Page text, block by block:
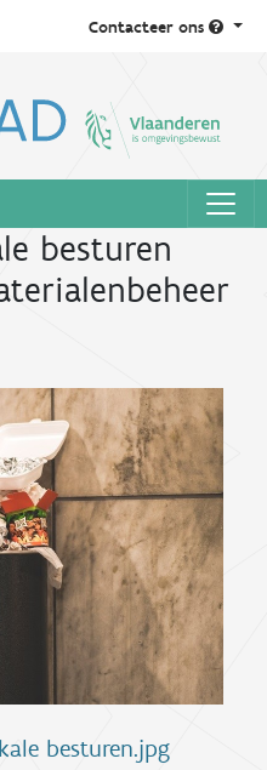
Contacteer ons
besturen
besturen.jpg